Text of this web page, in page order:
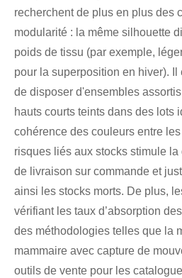
recherchent de plus en plus des
modularité : la même silhouette
poids de tissu (par exemple,
pour la superposition en hiver).
de disposer d'ensembles
hauts courts teints dans des lots
cohérence des couleurs entre
risques liés aux stocks stimule
de livraison sur commande et
ainsi les stocks morts. De plus,
vérifiant les taux d’absorption
des méthodologies telles que la
mammaire avec capture de
outils de vente pour les